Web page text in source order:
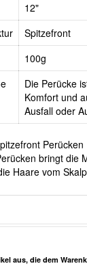
12"
Spitzefront
100g
Die Perücke
Komfort und
Ausfall oder
Perücken
bringt die
Haare vom
aus, die dem